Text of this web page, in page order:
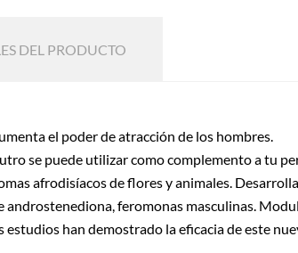
DEL PRODUCTO
el poder de atracción de los hombres.
se puede utilizar como complemento a tu
afrodisíacos de flores y animales.
androstenediona, feromonas masculinas.
han demostrado la eficacia de este